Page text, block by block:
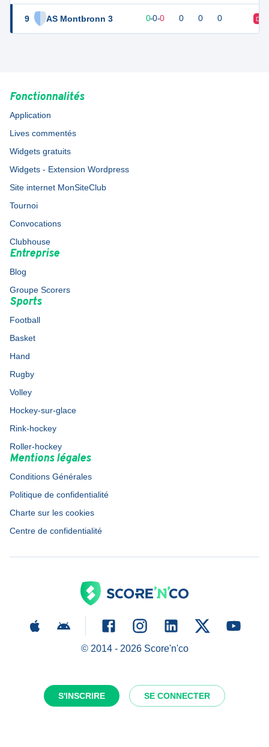
S'INSCRIRE SE CONNECTER
9 AS Montbronn 3
0 0-0-0 0 0 0 D
Fonctionnalités
Application
Lives commentés
Widgets gratuits
Widgets - Extension Wordpress
Site internet MonSiteClub
Tournoi
Convocations
Clubhouse
Entreprise
Blog
Groupe Scorers
Sports
Football
Basket
Hand
Rugby
Volley
Hockey-sur-glace
Rink-hockey
Roller-hockey
Mentions légales
Conditions Générales
Politique de confidentialité
Charte sur les cookies
Centre de confidentialité
© 2014 - 2026Score'n'co